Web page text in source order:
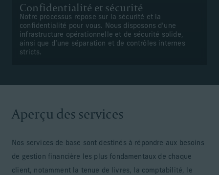
Confidentialité et sécurité
Notre processus repose sur la sécurité et la
confidentialité pour vous. Nous disposons d’une
infrastructure opérationnelle et de sécurité solide,
ainsi que d’une séparation et de contrôles internes
stricts.
Aperçu des services
Nos services de base sont destinés à répondre aux besoins
de gestion financière les plus fondamentaux de chaque
client, notamment la tenue de livres, la comptabilité, le